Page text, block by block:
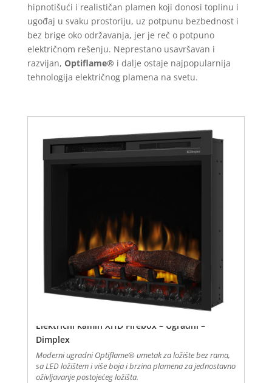
hipnotišući i realističan plamen koji donosi toplinu i
ugođaj u svaku prostoriju, uz potpunu bezbednost i
bez brige oko održavanja, jer je reč o potpuno
električnom rešenju. Neprestano usavršavan i
razvijan, Optiflame® i dalje ostaje najpopularnija
tehnologija električnog plamena na svetu.
Električni kamin XHD Firebox – Ugradni –
Dimplex
Moderni ugradni Optiflame® umetak za ložište bez rama,
sa LED ložištem i više boja i brzina plamena za jednostavno
oživljavanje postojećeg ložišta.